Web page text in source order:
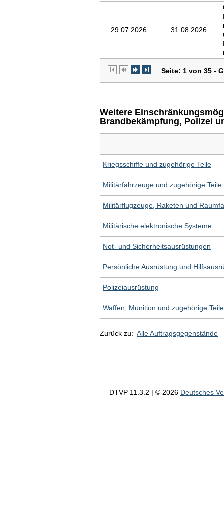
29.07.2026 31.08.2026
Seite: 1 von 35 -
Weitere
Brandbekämpfung, Polizei
Kriegsschiffe und zugehörige Teile
Militärfahrzeuge und zugehörige Teile
Militärflugzeuge, Raketen und
Militärische elektronische Systeme
Not- und Sicherheitsausrüstungen
Persönliche Ausrüstung und
Polizeiausrüstung
Waffen, Munition und zugehörige Teile
Zurück zu: Alle Auftragsgegenstände
DTVP 11.3.2 | © 2026 Deutsches